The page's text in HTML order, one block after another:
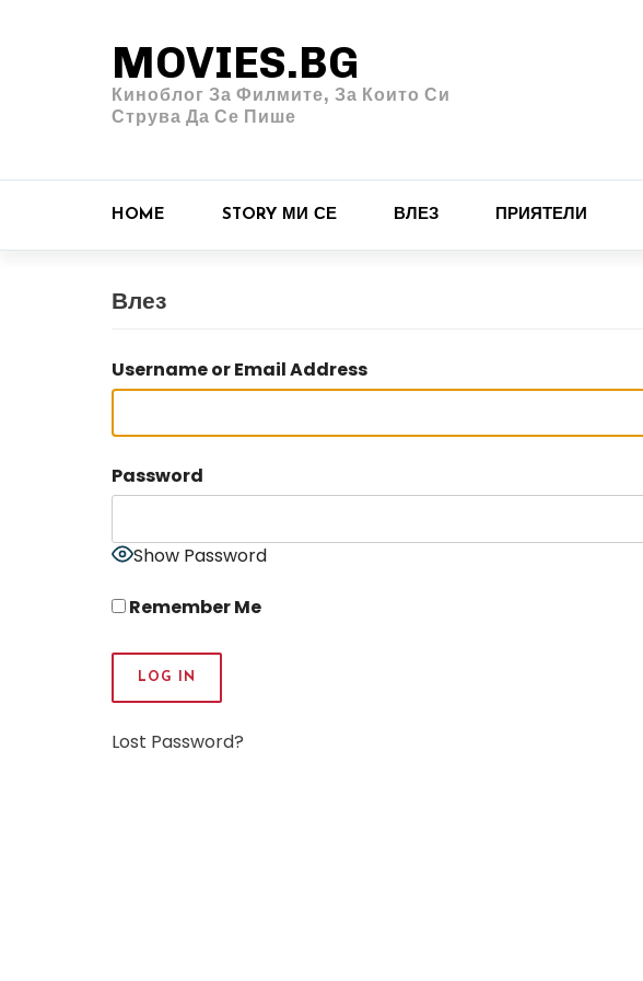
MOVIES.BG
Киноблог За Филмите, За Които Си
Струва Да Се Пише
HOME STORY МИ СЕ ВЛЕЗ ПРИЯТЕЛИ
Влез
Username or Email Address
Password
Show Password
Remember Me
Lost Password?